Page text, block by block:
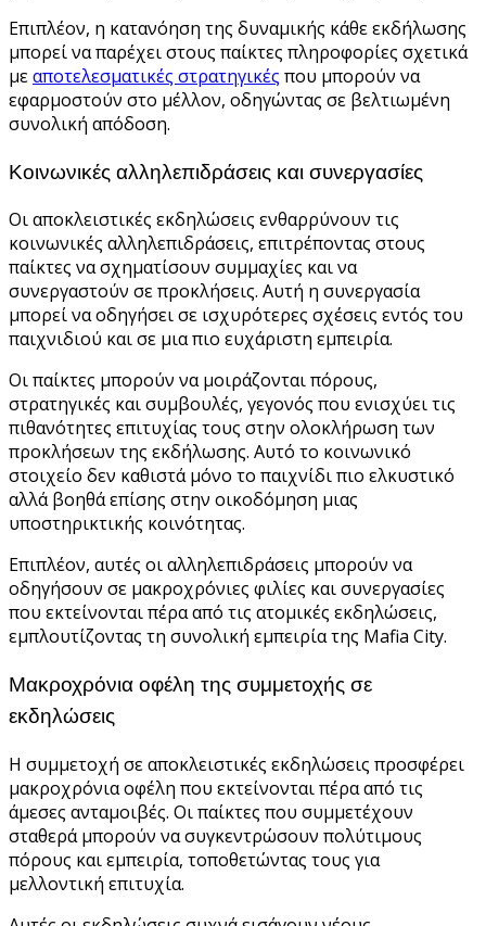
Επιπλέον, η κατανόηση της δυναμικής κάθε εκδήλωσης
μπορεί να παρέχει στους παίκτες πληροφορίες σχετικά
μεαποτελεσματικές στρατηγικές που μπορούν να
εφαρμοστούν στο μέλλον, οδηγώντας σε βελτιωμένη
συνολική απόδοση.
Κοινωνικές αλληλεπιδράσεις και συνεργασίες
Οι αποκλειστικές εκδηλώσεις ενθαρρύνουν τις
κοινωνικές αλληλεπιδράσεις, επιτρέποντας στους
παίκτες να σχηματίσουν συμμαχίες και να
συνεργαστούν σε προκλήσεις. Αυτή η συνεργασία
μπορεί να οδηγήσει σε ισχυρότερες σχέσεις εντός του
παιχνιδιού και σε μια πιο ευχάριστη εμπειρία.
Οι παίκτες μπορούν να μοιράζονται πόρους,
στρατηγικές και συμβουλές, γεγονός που ενισχύει τις
πιθανότητες επιτυχίας τους στην ολοκλήρωση των
προκλήσεων της εκδήλωσης. Αυτό το κοινωνικό
στοιχείο δεν καθιστά μόνο το παιχνίδι πιο ελκυστικό
αλλά βοηθά επίσης στην οικοδόμηση μιας
υποστηρικτικής κοινότητας.
Επιπλέον, αυτές οι αλληλεπιδράσεις μπορούν να
οδηγήσουν σε μακροχρόνιες φιλίες και συνεργασίες
που εκτείνονται πέρα από τις ατομικές εκδηλώσεις,
εμπλουτίζοντας τη συνολική εμπειρία της Mafia City.
Μακροχρόνια οφέλη της συμμετοχής σε
εκδηλώσεις
Η συμμετοχή σε αποκλειστικές εκδηλώσεις προσφέρει
μακροχρόνια οφέλη που εκτείνονται πέρα από τις
άμεσες ανταμοιβές. Οι παίκτες που συμμετέχουν
σταθερά μπορούν να συγκεντρώσουν πολύτιμους
πόρους και εμπειρία, τοποθετώντας τους για
μελλοντική επιτυχία.